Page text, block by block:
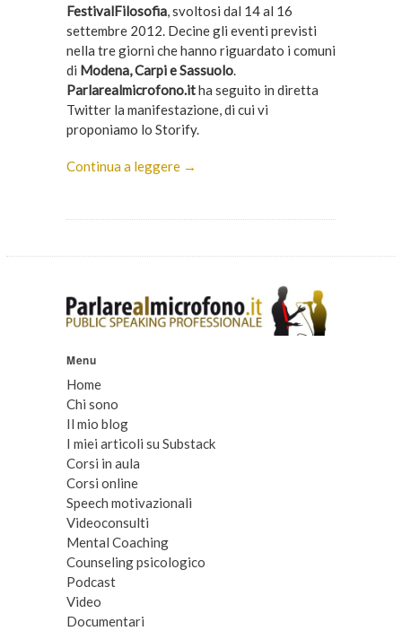
FestivalFilosofia, svoltosi dal 14 al 16
settembre 2012. Decine gli eventi previsti
nella tre giorni che hanno riguardato i comuni
di Modena, Carpi e Sassuolo.
Parlarealmicrofono.itha seguito in diretta
Twitter la manifestazione, di cui vi
proponiamo lo Storify.
Continua a leggere →
Menu
Home
Chi sono
Il mio blog
I miei articoli su Substack
Corsi in aula
Corsi online
Speech motivazionali
Videoconsulti
Mental Coaching
Counseling psicologico
Podcast
Video
Documentari